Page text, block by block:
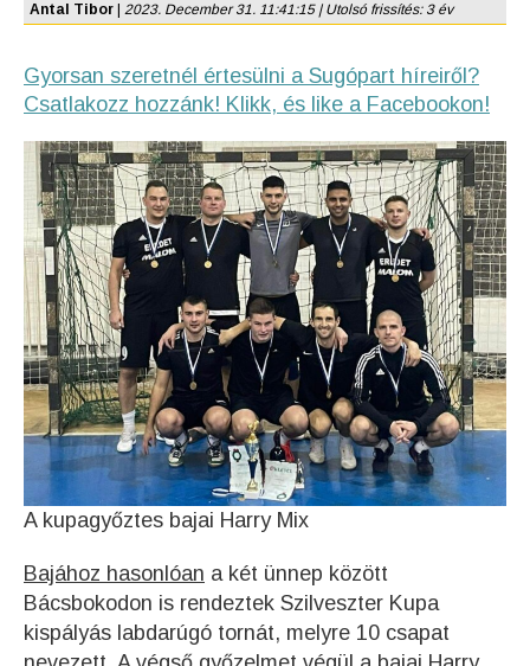
Antal Tibor 2023. December 31. 11:41:15 | Utolsó frissítés: 3 év
Gyorsan szeretnél értesülni a Sugópart híreiről?
Csatlakozz hozzánk! Klikk, és like a Facebookon!
A kupagyőztes bajai Harry Mix
Bajához hasonlóan a két ünnep között
Bácsbokodon is rendeztek Szilveszter Kupa
kispályás labdarúgó tornát, melyre 10 csapat